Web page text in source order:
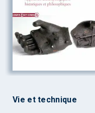
Vie et technique